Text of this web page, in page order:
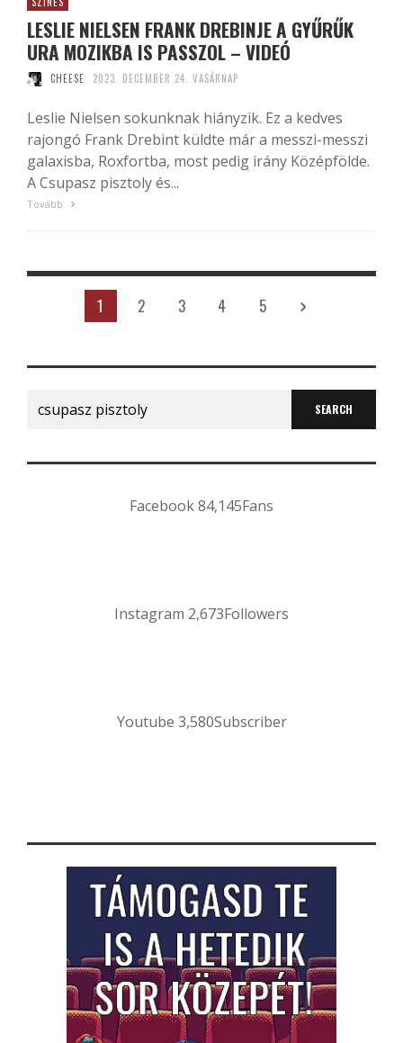
LESLIE NIELSEN FRANK DREBINJE A GYŰRŰK
URA MOZIKBA IS PASSZOL – VIDEÓ
CHEESE 2023. DECEMBER 24. VASÁRNAP
Leslie Nielsen sokunknak hiányzik. Ez a kedves
rajongó Frank Drebint küldte már a messzi-messzi
galaxisba, Roxfortba, most pedig irány Középfölde.
A Csupasz pisztoly és...
Tovább
1 2 3 4 5
for:
Facebook84,145Fans
Instagram 2,673Followers
Youtube 3,580Subscriber